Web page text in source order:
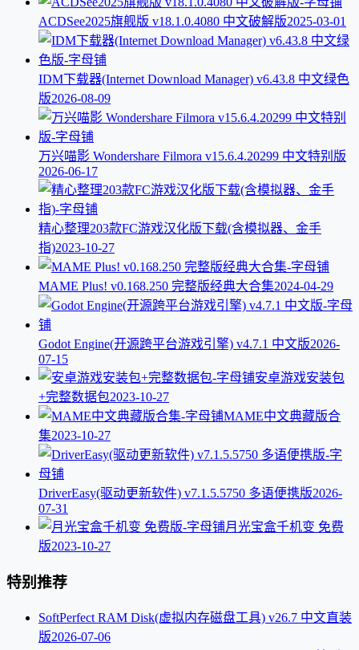
ACDSee2025旗舰版 v18.1.0.4080 中文破解版2025-03-01
IDM下载器(Internet Download Manager) v6.43.8 中文绿色
版2026-08-09
万兴喵影 Wondershare Filmora v15.6.4.20299 中文特别版
2026-06-17
精心整理203款FC游戏汉化版下载(含模拟器、金手
指)2023-10-27
MAME Plus! v0.168.250 完整版经典大合集2024-04-29
Godot Engine(开源跨平台游戏引擎) v4.7.1 中文版2026-
07-15
安卓游戏安装包
+完整数据包2023-10-27
MAME中文典藏版合
集2023-10-27
DriverEasy(驱动更新软件) v7.1.5.5750 多语便携版2026-
07-31
月光宝盒千机变 免费
版2023-10-27
特别推荐
SoftPerfect RAM Disk(虚拟内存磁盘工具) v26.7 中文直装
版2026-07-06